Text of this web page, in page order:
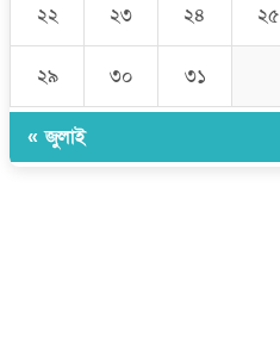
২২ ২৩ ২৪ ২৫
২৯ ৩০ ৩১
« জুলাই